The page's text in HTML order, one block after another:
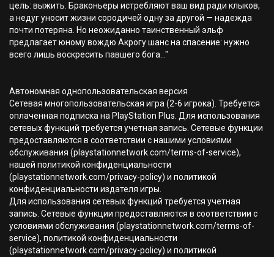
цель: выжить. Браконьеры истребляют ваш вид ради клыков,
а недуг уносит жизни сородичей одну за другой — надежда
почти потеряна. Но неожиданно таинственный эльф
предлагает юному вождю Акрогу шанс на спасение: нужно
всего лишь воскресить павшего бога..."
Автономная однопользовательская версия
Сетевая многопользовательская игра (2-6 игрока). Требуется
оплаченная подписка на PlayStation Plus. Для использования
сетевых функций требуется учетная запись. Сетевые функции
предоставляются в соответствии с нашими условиями
обслуживания (playstationnetwork.com/terms-of-service),
нашей политикой конфиденциальности
(playstationnetwork.com/privacy-policy) и политикой
конфиденциальности издателя игры.
Для использования сетевых функций требуется учетная
запись. Сетевые функции предоставляются в соответствии с
условиями обслуживания (playstationnetwork.com/terms-of-
service), политикой конфиденциальности
(playstationnetwork.com/privacy-policy) и политикой